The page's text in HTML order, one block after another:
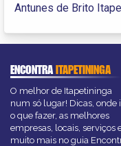
Antunes de Brito
ENCONTRAITAPETININGA
O melhor de Itapetininga
num só lugar! Dicas, onde
o que fazer, as melhores
empresas, locais, serviços
muito mais no guia